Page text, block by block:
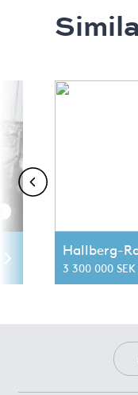
Hallberg-
3 300 000 SEK